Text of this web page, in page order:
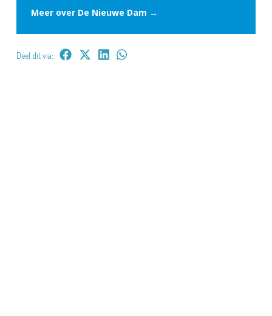
Meer over De Nieuwe Dam →
Deel dit via: